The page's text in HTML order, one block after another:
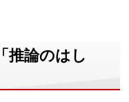
推論のはし